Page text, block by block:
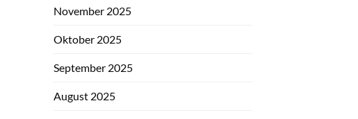
November 2025
Oktober 2025
September 2025
August 2025